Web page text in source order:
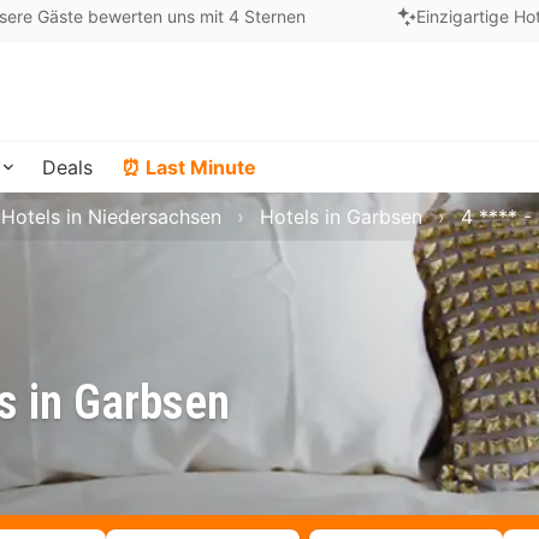
Gäste bewerten uns mit 4 Sternen Einzigartige
Deals ⏰ Last Minute
in Garbsen
Hotels in Niedersachsen Hotels in Garbsen 4 **** -